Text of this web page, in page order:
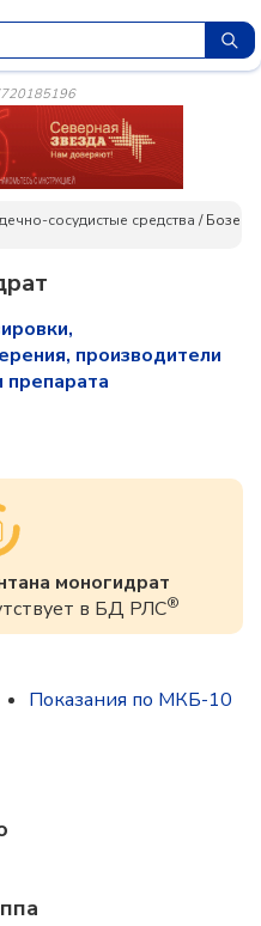
сосудистые средства /
производители
препарата
моногидрат
в БД РЛС®
Показания по МКБ-10